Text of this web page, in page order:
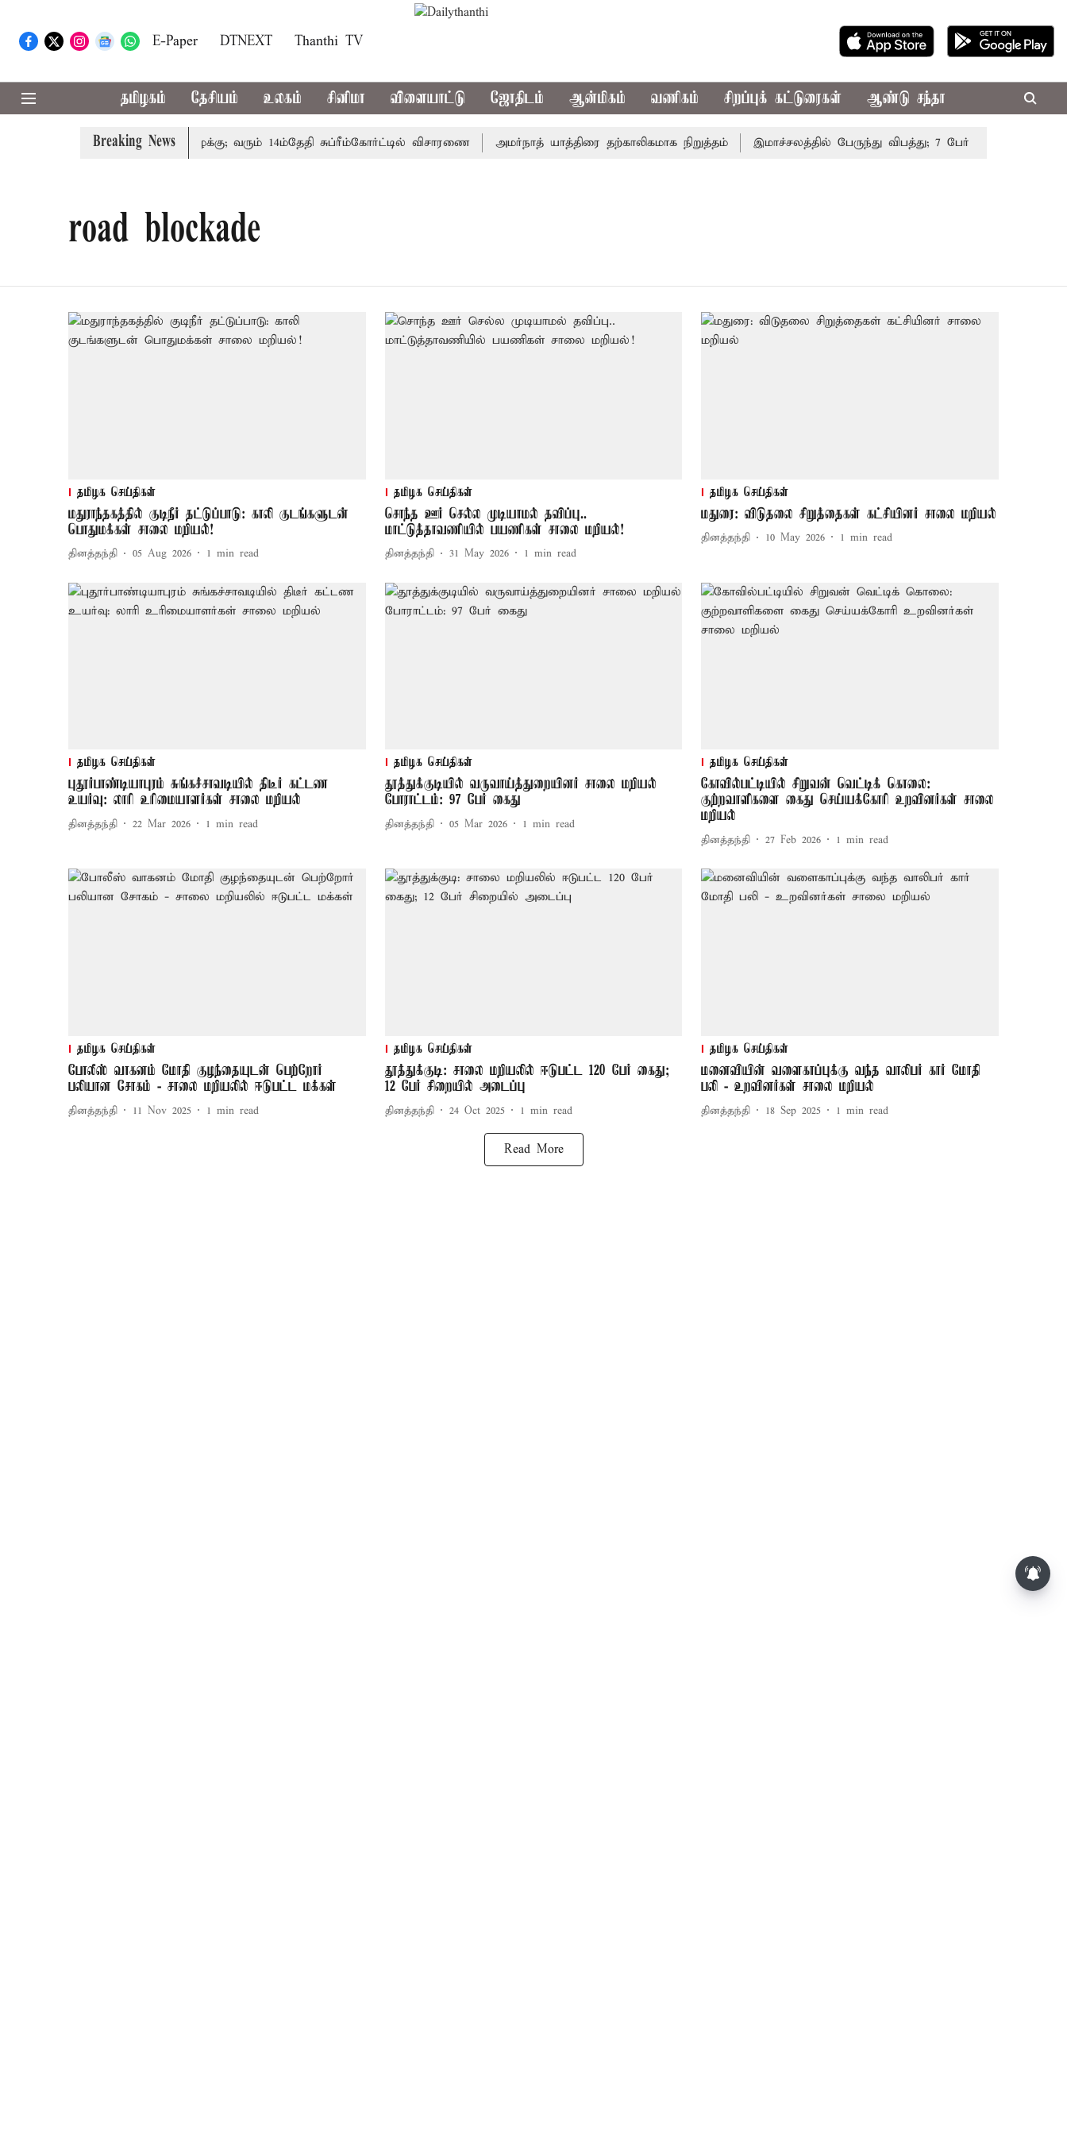
E-Paper DTNEXT Thanthi TV
தமிழகம் தேசியம் உலகம் சினிமா விளையாட்டு ஜோதிடம் ஆன்மிகம் வணிகம் சிறப்புக் கட்டுரைகள் ஆண்டு சந்தா
Breaking News
அரசுப்பணி வழக்கு; வரும் 14ம்தேதி சுப்ரீம்கோர்ட்டில் விசாரணை அமர்நாத் யாத்திரை தற்காலிகமாக நிறுத்தம் இமாச்சலத்தில் பேருந்து விபத்து; 7 பேர் பலி - பிரதமர்
road blockade
தமிழக செய்திகள்
மதுராந்தகத்தில் குடிநீர் தட்டுப்பாடு: காலி குடங்களுடன்
பொதுமக்கள் சாலை மறியல்!
தினத்தந்தி 05 Aug 2026 1 min read
தமிழக செய்திகள்
சொந்த ஊர் செல்ல முடியாமல் தவிப்பு..
மாட்டுத்தாவணியில் பயணிகள் சாலை மறியல்!
தினத்தந்தி 31 May 2026 1 min read
தமிழக செய்திகள்
மதுரை: விடுதலை சிறுத்தைகள் கட்சியினர் சாலை மறியல்
தினத்தந்தி 10 May 2026 1 min read
தமிழக செய்திகள்
புதூர்பாண்டியாபுரம் சுங்கச்சாவடியில் திடீர் கட்டண
உயர்வு: லாரி உரிமையாளர்கள் சாலை மறியல்
தினத்தந்தி 22 Mar 2026 1 min read
தமிழக செய்திகள்
தூத்துக்குடியில் வருவாய்த்துறையினர் சாலை மறியல்
போராட்டம்: 97 பேர் கைது
தினத்தந்தி 05 Mar 2026 1 min read
தமிழக செய்திகள்
கோவில்பட்டியில் சிறுவன் வெட்டிக் கொலை:
குற்றவாளிகளை கைது செய்யக்கோரி உறவினர்கள் சாலை
மறியல்
தினத்தந்தி 27 Feb 2026 1 min read
தமிழக செய்திகள்
போலீஸ் வாகனம் மோதி குழந்தையுடன் பெற்றோர்
பலியான சோகம் - சாலை மறியலில் ஈடுபட்ட மக்கள்
தினத்தந்தி 11 Nov 2025 1 min read
தமிழக செய்திகள்
தூத்துக்குடி: சாலை மறியலில் ஈடுபட்ட 120 பேர் கைது;
12 பேர் சிறையில் அடைப்பு
தினத்தந்தி 24 Oct 2025 1 min read
தமிழக செய்திகள்
மனைவியின் வளைகாப்புக்கு வந்த வாலிபர் கார் மோதி
பலி - உறவினர்கள் சாலை மறியல்
தினத்தந்தி 18 Sep 2025 1 min read
Read More